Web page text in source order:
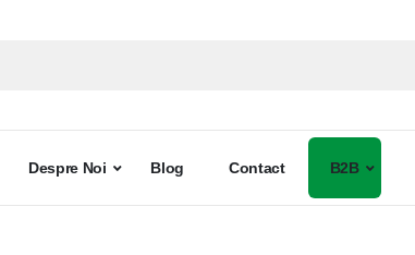
Despre Noi Blog Contact B2B